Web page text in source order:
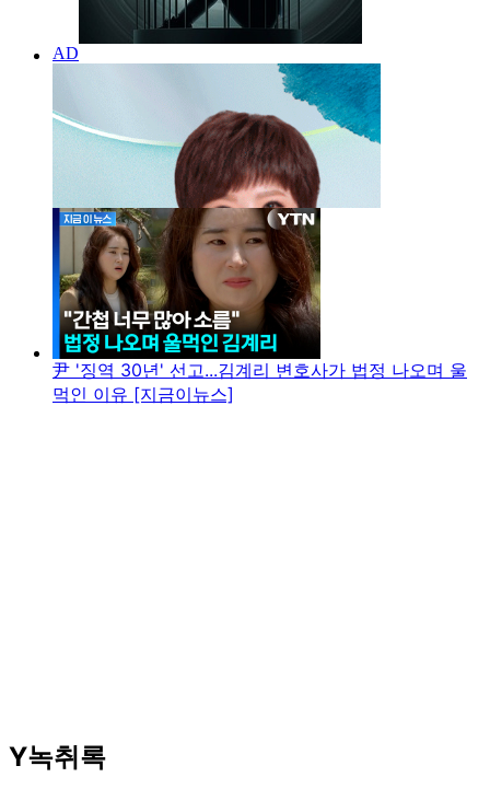
尹 '징역 30년' 선고...김계리 변호사가 법정 나오며 울
먹인 이유 [지금이뉴스]
Y녹취록